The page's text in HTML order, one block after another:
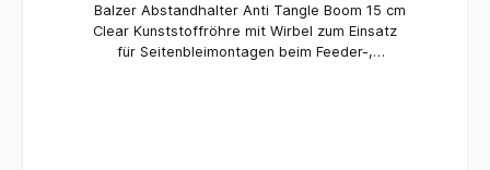
Balzer Abstandhalter Anti Tangle Boom 15 cm
Clear Kunststoffröhre mit Wirbel zum Einsatz
für Seitenbleimontagen beim Feeder-,